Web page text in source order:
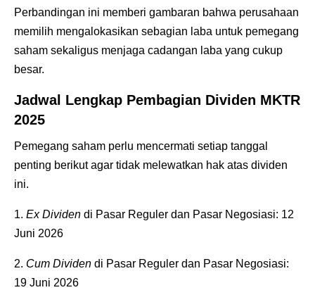
Perbandingan ini memberi gambaran bahwa perusahaan
memilih mengalokasikan sebagian laba untuk pemegang
saham sekaligus menjaga cadangan laba yang cukup
besar.
Jadwal Lengkap Pembagian Dividen MKTR
2025
Pemegang saham perlu mencermati setiap tanggal
penting berikut agar tidak melewatkan hak atas dividen
ini.
1. Ex Dividen di Pasar Reguler dan Pasar Negosiasi: 12
Juni 2026
2. Cum Dividen di Pasar Reguler dan Pasar Negosiasi:
19 Juni 2026